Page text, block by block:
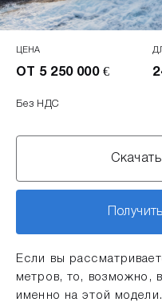
Если вы
метров, то, возможно,
именно на этой
ЦЕНА
ОТ 5 250 000 €
Без НДС